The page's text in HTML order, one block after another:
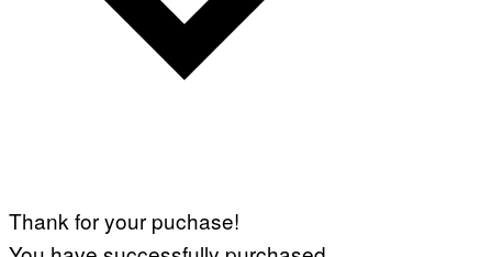
Thank for your puchase!